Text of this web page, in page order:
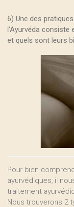
6) Une des
l’Ayurvéda consiste
et quels sont leurs
Pour bien
ayurvédiques, il
traitement
Nous trouverons 2